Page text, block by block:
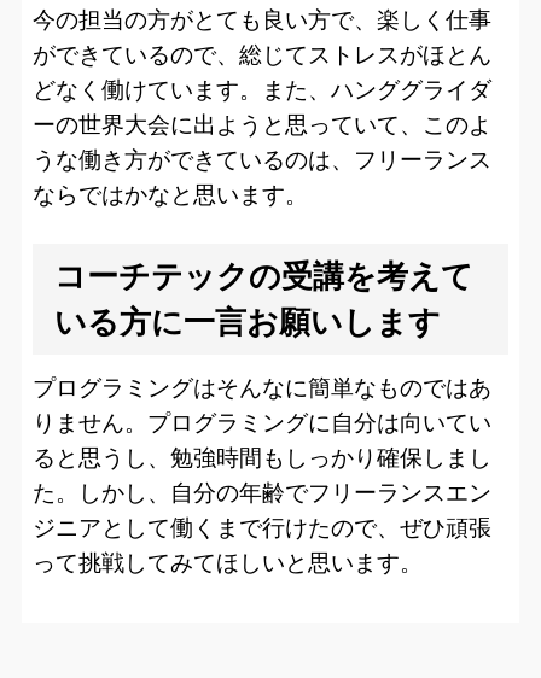
今の担当の方がとても良い方で、楽しく仕事
ができているので、総じてストレスがほとん
どなく働けています。また、ハンググライダ
ーの世界大会に出ようと思っていて、このよ
うな働き方ができているのは、フリーランス
ならではかなと思います。
コーチテックの受講を考えて
いる方に一言お願いします
プログラミングはそんなに簡単なものではあ
りません。プログラミングに自分は向いてい
ると思うし、勉強時間もしっかり確保しまし
た。しかし、自分の年齢でフリーランスエン
ジニアとして働くまで行けたので、ぜひ頑張
って挑戦してみてほしいと思います。